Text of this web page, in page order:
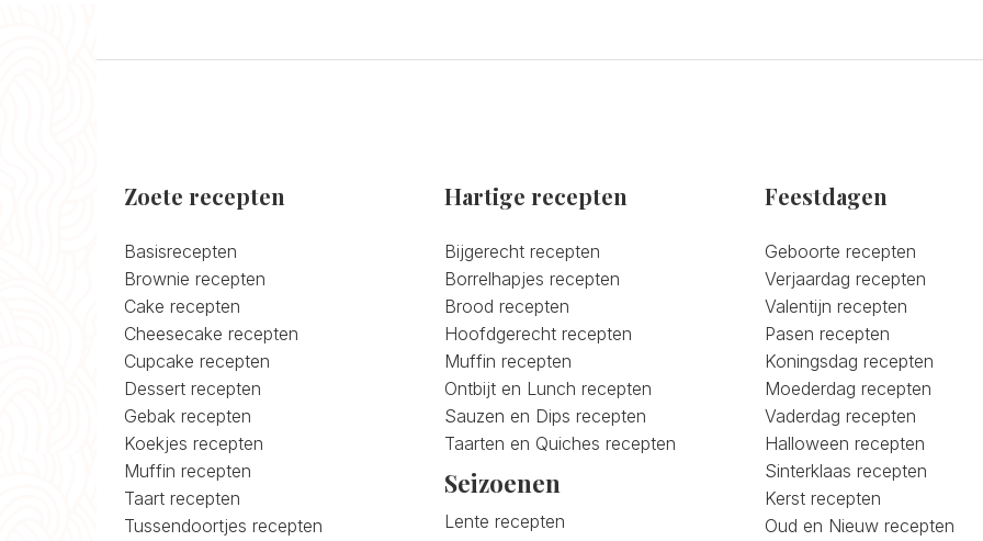
Zoete recepten
Basisrecepten
Brownie recepten
Cake recepten
Cheesecake recepten
Cupcake recepten
Dessert recepten
Gebak recepten
Koekjes recepten
Muffin recepten
Taart recepten
Tussendoortjes recepten
Hartige recepten
Bijgerecht recepten
Borrelhapjes recepten
Brood recepten
Hoofdgerecht recepten
Muffin recepten
Ontbijt en Lunch recepten
Sauzen en Dips recepten
Taarten en Quiches recepten
Seizoenen
Lente recepten
Feestdagen
Geboorte recepten
Verjaardag recepten
Valentijn recepten
Pasen recepten
Koningsdag recepten
Moederdag recepten
Vaderdag recepten
Halloween recepten
Sinterklaas recepten
Kerst recepten
Oud en Nieuw recepten